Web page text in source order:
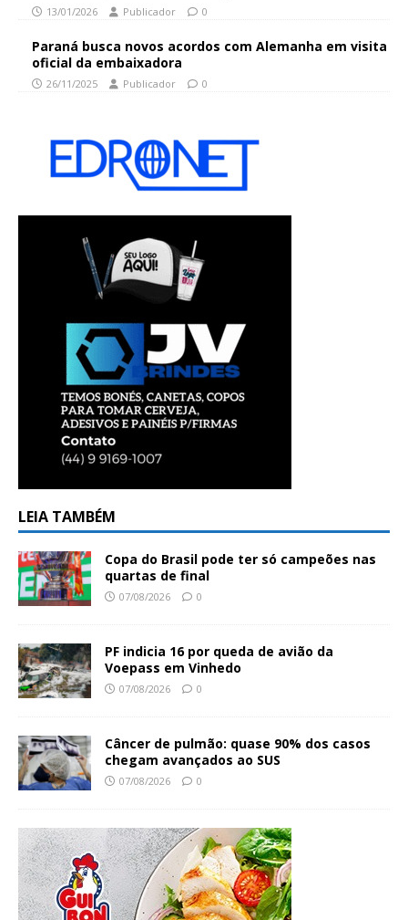
13/01/2026 Publicador 0
Paraná busca novos acordos com Alemanha em visita
oficial da embaixadora
26/11/2025 Publicador 0
LEIA TAMBÉM
Copa do Brasil pode ter só campeões nas
quartas de final
07/08/2026 0
PF indicia 16 por queda de avião da
Voepass em Vinhedo
07/08/2026 0
Câncer de pulmão: quase 90% dos casos
chegam avançados ao SUS
07/08/2026 0